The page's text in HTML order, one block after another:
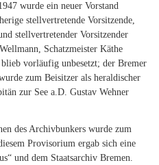
wurde ein neuer Vorstand
stellvertretende Vorsitzende,
stellvertretender Vorsitzender
Schatzmeister Käthe
vorläufig unbesetzt; der Bremer
zum Beisitzer als heraldischer
zur See a.D. Gustav Wehner
des Archivbunkers wurde zum
Provisorium ergab sich eine
und dem Staatsarchiv Bremen.